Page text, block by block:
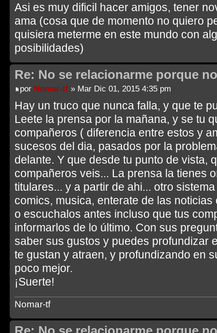
Asi es muy dificil hacer amigos, tener
ama (cosa que de momento no quiero
quisiera meterme en este mundo con
posibilidades)
Re: No se relacionarme porque
por Nomar-tf » Mar Dic 01, 2015 4:35 pm
Hay un truco que nunca falla, y que te
Leete la prensa por la mañana, y se tu
compañeros ( diferencia entre estos y
sucesos del dia, pasados por la
delante. Y que desde tu punto de vista,
compañeros veis... La prensa la tienes
titulares... y a partir de ahi... otro
comics, musica, enterate de las
o escuchalos antes incluso que tus
informarlos de lo último. Con sus
saber sus gustos y puedes profundizar
te gustan y atraen, y profundizando en
poco mejor.
¡Suerte!
Nomar-tf